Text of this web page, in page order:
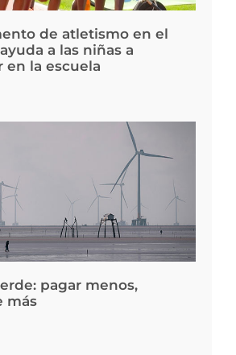
de atletismo en el
a las niñas a
en la escuela
pagar menos,
más